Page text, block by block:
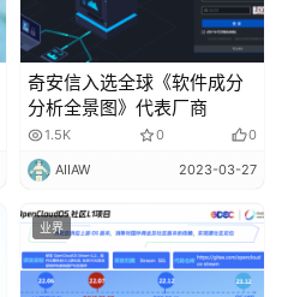
奇安信入选全球《软件成分
分析全景图》代表厂商
1.5K 0 0
AIIAW 2023-03-27
业界